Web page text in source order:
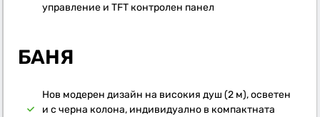
управление и TFT контролен панел
БАНЯ
Нов модерен дизайн на високия душ (2 м), осветен
и с черна колона, индивидуално в компактната